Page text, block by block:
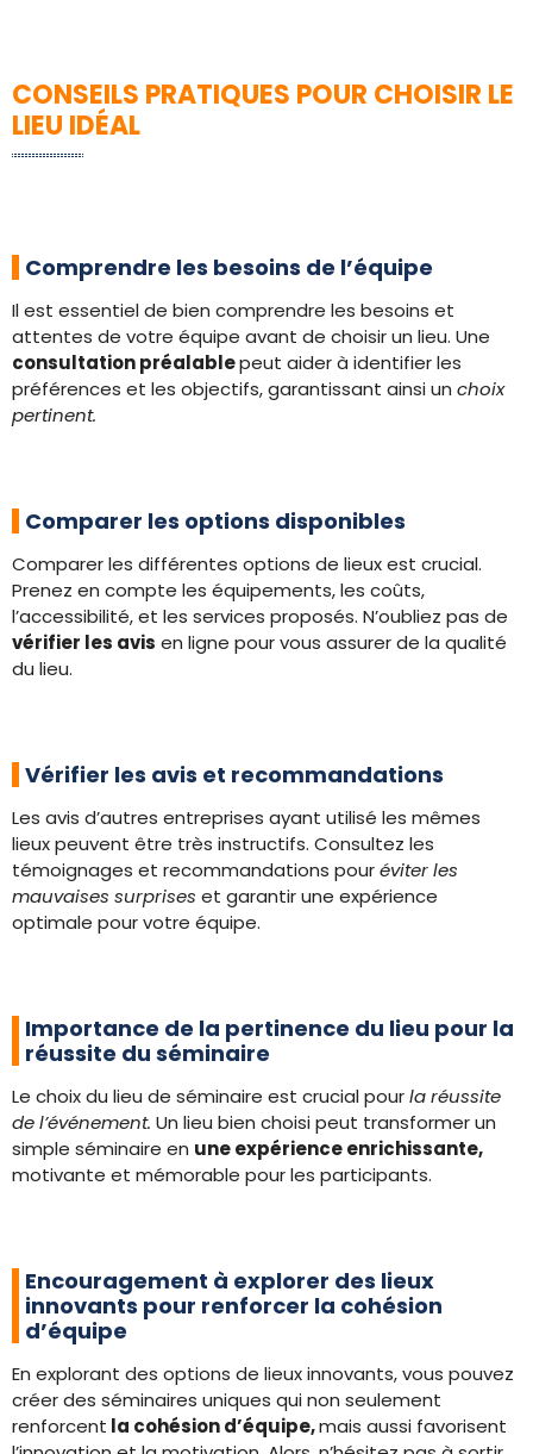
CONSEILS PRATIQUES POUR CHOISIR LE
LIEU IDÉAL
Comprendre les besoins de l’équipe
Il est essentiel de bien comprendre les besoins et
attentes de votre équipe avant de choisir un lieu. Une
consultation préalablepeut aider à identifier les
préférences et les objectifs, garantissant ainsi un choix
pertinent.
Comparer les options disponibles
Comparer les différentes options de lieux est crucial.
Prenez en compte les équipements, les coûts,
l’accessibilité, et les services proposés. N’oubliez pas de
vérifier les avis en ligne pour vous assurer de la qualité
du lieu.
Vérifier les avis et recommandations
Les avis d’autres entreprises ayant utilisé les mêmes
lieux peuvent être très instructifs. Consultez les
témoignages et recommandations pouréviter les
mauvaises surprises et garantir une expérience
optimale pour votre équipe.
Importance de la pertinence du lieu pour la
réussite du séminaire
Le choix du lieu de séminaire est crucial pourla réussite
de l’événement. Un lieu bien choisi peut transformer un
simple séminaire en une expérience enrichissante,
motivante et mémorable pour les participants.
Encouragement à explorer des lieux
innovants pour renforcer la cohésion
d’équipe
En explorant des options de lieux innovants, vous pouvez
créer des séminaires uniques qui non seulement
renforcent la cohésion d’équipe,mais aussi favorisent